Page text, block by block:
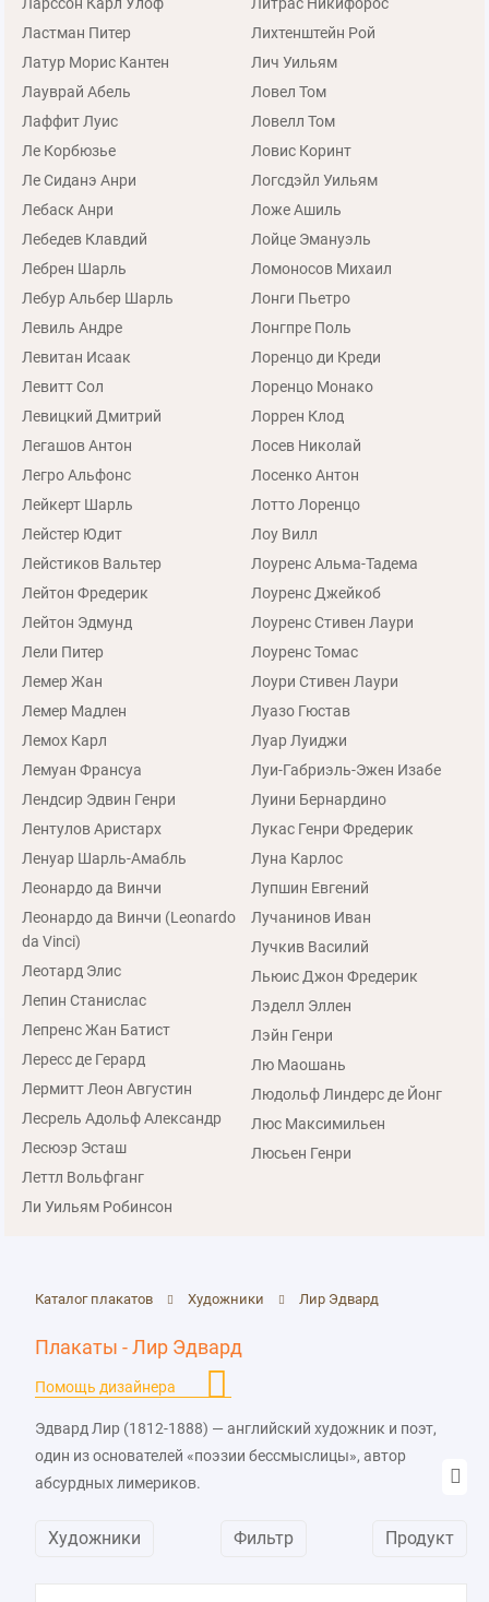
Ластман Питер
Латур Морис Кантен
Лауврай Абель
Лаффит Луис
Ле Корбюзье
Ле Сиданэ Анри
Лебаск Анри
Лебедев Клавдий
Лебрен Шарль
Лебур Альбер Шарль
Левиль Андре
Левитан Исаак
Левитт Сол
Левицкий Дмитрий
Легашов Антон
Легро Альфонс
Лейкерт Шарль
Лейстер Юдит
Лейстиков Вальтер
Лейтон Фредерик
Лейтон Эдмунд
Лели Питер
Лемер Жан
Лемер Мадлен
Лемох Карл
Лемуан Франсуа
Лендсир Эдвин Генри
Лентулов Аристарх
Ленуар Шарль-Амабль
Леонардо да Винчи
Леонардо да Винчи (Leonardo
da Vinci)
Леотард Элис
Лепин Станислас
Лепренс Жан Батист
Лересс де Герард
Лермитт Леон Августин
Лесрель Адольф Александр
Лесюэр Эсташ
Леттл Вольфганг
Ли Уильям Робинсон
Лихтенштейн Рой
Лич Уильям
Ловел Том
Ловелл Том
Ловис Коринт
Логсдэйл Уильям
Ложе Ашиль
Лойце Эмануэль
Ломоносов Михаил
Лонги Пьетро
Лонгпре Поль
Лоренцо ди Креди
Лоренцо Монако
Лоррен Клод
Лосев Николай
Лосенко Антон
Лотто Лоренцо
Лоу Вилл
Лоуренс Альма-Тадема
Лоуренс Джейкоб
Лоуренс Стивен Лаури
Лоуренс Томас
Лоури Стивен Лаури
Луазо Гюстав
Луар Луиджи
Луи-Габриэль-Эжен Изабе
Луини Бернардино
Лукас Генри Фредерик
Луна Карлос
Лупшин Евгений
Лучанинов Иван
Лучкив Василий
Льюис Джон Фредерик
Лэделл Эллен
Лэйн Генри
Лю Маошань
Людольф Линдерс де Йонг
Люс Максимильен
Люсьен Генри
Каталог плакатов Художники Лир Эдвард
Плакаты - Лир Эдвард
Помощь дизайнера
Эдвард Лир (1812-1888) — английский художник и поэт,
один из основателей «поэзии бессмыслицы», автор
абсурдных лимериков.
Имел талант от природы и рано начал рисовать,
Художники Фильтр Продукт